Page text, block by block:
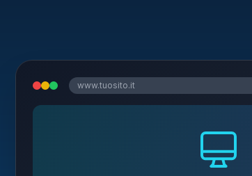
www.tuosito.it